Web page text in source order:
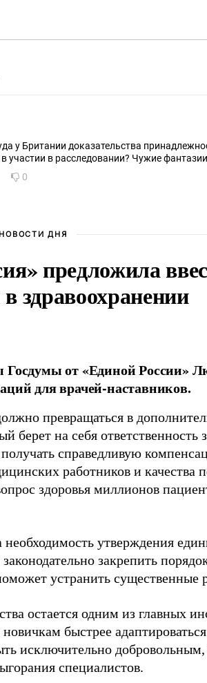
у Британии доказательства
участии в расследовании? Чужие
0
НОВОСТИ ДНЯ
предложила
здравоохранении
Госдумы от «Единой России»
для врачей-наставников.
превращаться в
берет на себя ответственность
справедливую
работников и качества
здоровья миллионов
утверждения
закрепить
устранить существенные
остается одним из главных
быстрее
исключительно добровольным,
специалистов.